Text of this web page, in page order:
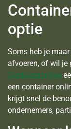
optie
Soms heb je
afvoeren, of wil je
Containeronline
een container
krijgt snel de
ondernemers,